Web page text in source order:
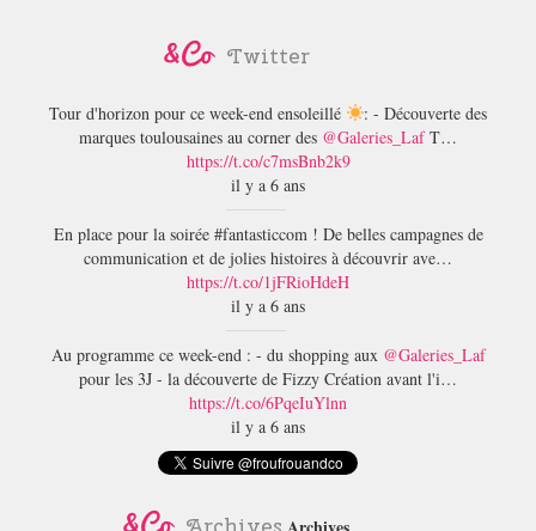
Twitter
Tour d'horizon pour ce week-end ensoleillé
: - Découverte des
marques toulousaines au corner des @Galeries_LafT…
https://t.co/c7msBnb2k9
il y a 6 ans
En place pour la soirée #fantasticcom ! De belles campagnes de
communication et de jolies histoires à découvrir ave…
https://t.co/1jFRioHdeH
il y a 6 ans
Au programme ce week-end : - du shopping aux @Galeries_Laf
pour les 3J - la découverte de Fizzy Création avant l'i…
https://t.co/6PqeIuYlnn
il y a 6 ans
Archives